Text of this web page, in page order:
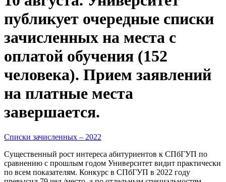
публикует очередные списки
зачисленных на места с
оплатой обучения (152
человека). Прием заявлений
на платные места
завершается.
Списки зачисленных – 2022
Существенный рост интереса абитуриентов к СПбГУП по
сравнению с прошлым годом Университет видит практически
по всем показателям. Конкурс в СПбГУП в 2022 году